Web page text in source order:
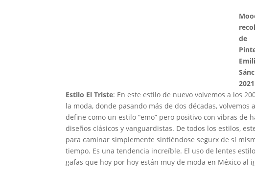
de
Estilo El Triste: En este estilo de nuevo volvemos a los
la moda, donde pasando más de dos décadas,
define como un estilo “emo” pero positivo con vibras de
diseños clásicos y vanguardistas. De todos los estilos,
para caminar simplemente sintiéndose segurx de sí
tiempo. Es una tendencia increíble. El uso de lentes
gafas que hoy por hoy están muy de moda en México al